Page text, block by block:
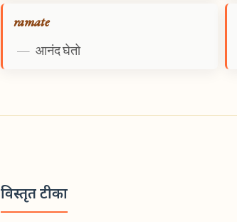
ramate
— आनंद घेतो
विस्तृत टीका